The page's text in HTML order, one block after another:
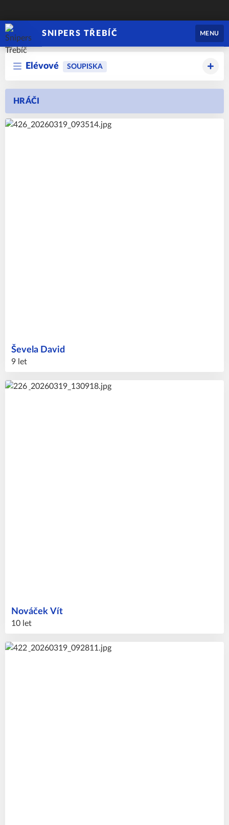
SNIPERS TŘEBÍČ MENU
Elévové SOUPISKA
HRÁČI
David
Ševela
9 let
Vít
Nováček
10 let
14
38